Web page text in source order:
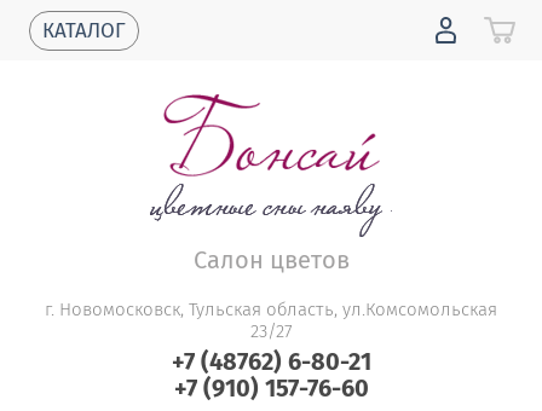
КАТАЛОГ
Салон цветов
г. Новомосковск, Тульская область, ул.Комсомольская
23/27
+7 (48762) 6-80-21
+7 (910) 157-76-60